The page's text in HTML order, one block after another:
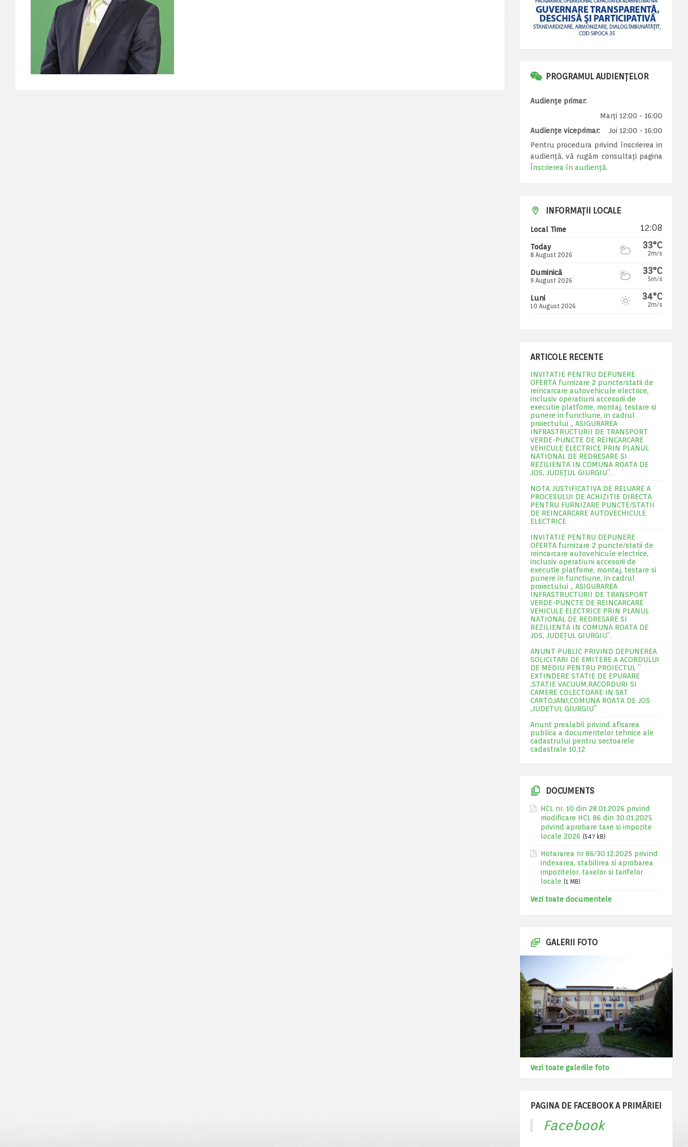
PROGRAMUL AUDIENȚELOR
Audiențe primar:
Marți 12:00 - 16:00
Audiențe viceprimar:
Joi 12:00 - 16:00
Pentru procedura privind înscrierea in
audiență, vă rugăm consultați pagina
Înscrierea în audiență.
INFORMAȚII LOCALE
Local Time 12:08
Today
8 August 2026
33°C
2m/s
Duminică
9 August 2026
33°C
5m/s
Luni
10 August 2026
34°C
2m/s
ARTICOLE RECENTE
INVITATIE PENTRU DEPUNERE
OFERTA furnizare 2 puncte/statii de
reincarcare autovehicule electrice,
inclusiv operatiuni accesorii de
executie platfome, montaj, testare si
punere in functiune, in cadrul
proiectului „ ASIGURAREA
INFRASTRUCTURII DE TRANSPORT
VERDE-PUNCTE DE REINCARCARE
VEHICULE ELECTRICE PRIN PLANUL
NATIONAL DE REDRESARE SI
REZILIENTA IN COMUNA ROATA DE
JOS, JUDEŢUL GIURGIU”.
NOTA JUSTIFICATIVA DE RELUARE A
PROCESULUI DE ACHIZITIE DIRECTA
PENTRU FURNIZARE PUNCTE/STATII
DE REINCARCARE AUTOVECHICULE
ELECTRICE
INVITATIE PENTRU DEPUNERE
OFERTA furnizare 2 puncte/statii de
reincarcare autovehicule electrice,
inclusiv operatiuni accesorii de
executie platfome, montaj, testare si
punere in functiune, in cadrul
proiectului „ ASIGURAREA
INFRASTRUCTURII DE TRANSPORT
VERDE-PUNCTE DE REINCARCARE
VEHICULE ELECTRICE PRIN PLANUL
NATIONAL DE REDRESARE SI
REZILIENTA IN COMUNA ROATA DE
JOS, JUDEŢUL GIURGIU”.
ANUNT PUBLIC PRIVIND DEPUNEREA
SOLICITARI DE EMITERE A ACORDULUI
DE MEDIU PENTRU PROIECTUL ”
EXTINDERE STATIE DE EPURARE
,STATIE VACUUM,RACORDURI SI
CAMERE COLECTOARE IN SAT
CARTOJANI,COMUNA ROATA DE JOS
,JUDETUL GIURGIU”
Anunt prealabil privind afisarea
publica a documentelor tehnice ale
cadastrului pentru sectoarele
cadastrale 10,12
DOCUMENTS
HCL nr. 10 din 28.01.2026 privind
modificare HCL 86 din 30.01.2025
privind aprobare taxe si impozite
locale 2026 (547 kB)
Hotararea nr 86/30.12.2025 privind
indexarea, stabilirea si aprobarea
impozitelor, taxelor si tarifelor
locale (1 MB)
Vezi toate documentele
GALERII FOTO
Vezi toate galeriile foto
PAGINA DE FACEBOOK A PRIMĂRIEI
Facebook